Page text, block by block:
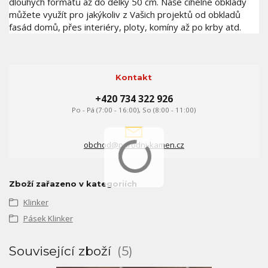
můžete využít pro jakýkoliv z Vašich projektů od obkladů
fasád domů, přes interiéry, ploty, komíny až po krby atd.
Kontakt
+420 734 322 926
Po - Pá (7:00 - 16:00), So (8:00 - 11:00)
obchod@prirodni-kamen.cz
Zboží zařazeno v kategoriích
Klinker
Pásek Klinker
Související zboží 5